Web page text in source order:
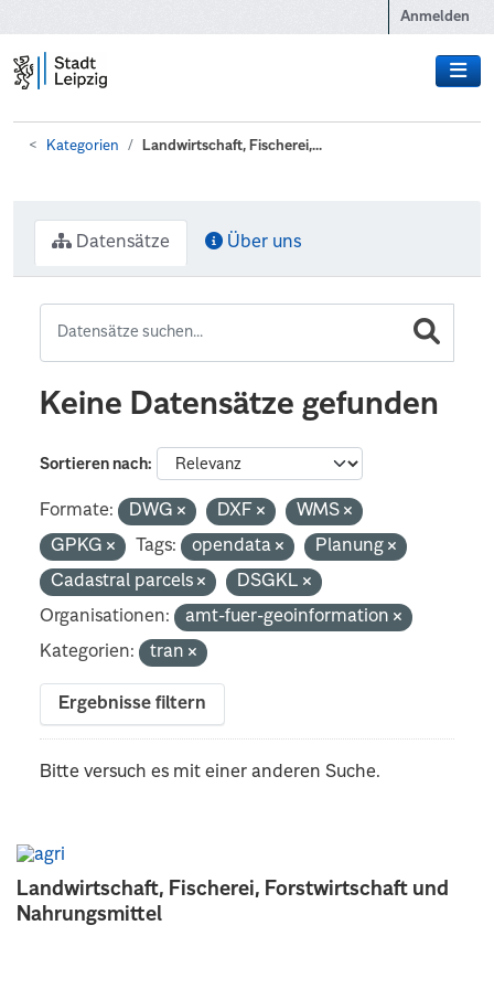
Anmelden
Kategorien Landwirtschaft, Fischerei,...
Landwirtschaft, Fischerei, Forstwirtschaft und
Nahrungsmittel
Datensätze Über uns
Keine Datensätze gefunden
Sortieren nach
Formate: DWG DXF
WMS
GPKG
Tags: opendata
Planung
Cadastral parcels
DSGKL
Organisationen:
amt-fuer-geoinformation
Kategorien:
tran
Ergebnisse filtern
Bitte versuch es mit einer anderen Suche.